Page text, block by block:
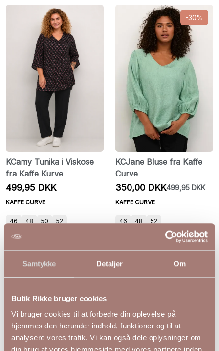
Samtykke Detaljer Om
Butik Rikke bruger cookies
Vi bruger cookies til at forbedre din oplevelse på
hjemmesiden herunder indhold, funktioner og til at
analysere vores trafik. Vi kan også dele oplysninger om
din brug af vores hjemmeside med vores partnere inden
KCamy Tunika i Viskose
fra Kaffe Kurve
499,95 DKK
KAFFE CURVE
46 48 50 52
-30%
KCJane Bluse fra Kaffe
Curve
350,00 DKK499,95 DKK
KAFFE CURVE
46 48 52